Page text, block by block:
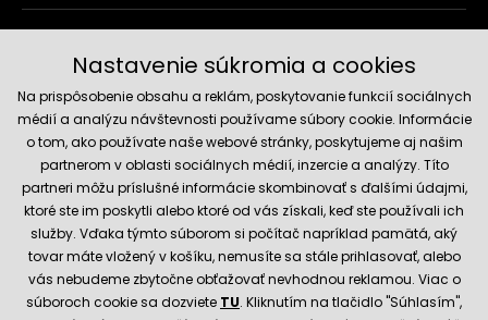
Spoľahlivý obchod
Nastavenie súkromia a cookies
Na prispôsobenie obsahu a reklám, poskytovanie funkcií sociálnych
médií a analýzu návštevnosti používame súbory cookie. Informácie
o tom, ako používate naše webové stránky, poskytujeme aj našim
partnerom v oblasti sociálnych médií, inzercie a analýzy. Títo
partneri môžu príslušné informácie skombinovať s ďalšími údajmi,
ktoré ste im poskytli alebo ktoré od vás získali, keď ste používali ich
služby. Vďaka týmto súborom si počítač napríklad pamätá, aký
tovar máte vložený v košíku, nemusíte sa stále prihlasovať, alebo
vás nebudeme zbytočne obťažovať nevhodnou reklamou. Viac o
súboroch cookie sa dozviete TU. Kliknutím na tlačidlo "Súhlasím",